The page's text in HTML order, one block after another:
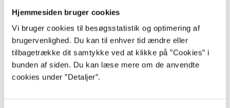
Hjemmesiden bruger cookies
Vi bruger cookies til besøgsstatistik og optimering af
brugervenlighed. Du kan til enhver tid ændre eller
tilbagetrække dit samtykke ved at klikke på ”Cookies” i
bunden af siden. Du kan læse mere om de anvendte
cookies under ”Detaljer”.
lorem ipsum dolor sit amet ...
lorem ipsum dolor sit amet ...
lorem ipsum dolor sit amet ...
lorem ipsum dolor sit amet ...
lorem ipsum dolor sit amet ...
lorem ipsum dolor sit amet ...